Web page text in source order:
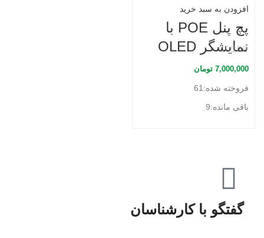
گفتگو با کارشناسان
افزودن به سبد خرید
پچ پنل POE با
نمایشگر OLED
7,000,000 تومان
فروخته شده: 61
باقی مانده:9